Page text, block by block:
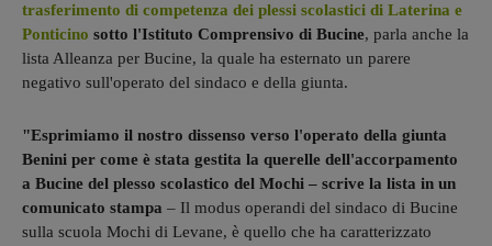
trasferimento di competenza dei plessi scolastici di Laterina e
Ponticino sotto l'Istituto Comprensivo di Bucine, parla anche la
lista Alleanza per Bucine, la quale ha esternato un parere
negativo sull'operato del sindaco e della giunta.
"Esprimiamo il nostro dissenso verso l'operato della giunta
Benini per come è stata gestita la querelle dell'accorpamento
a Bucine del plesso scolastico del Mochi – scrive la lista in un
comunicato stampa – Il modus operandi del sindaco di Bucine
sulla scuola Mochi di Levane, è quello che ha caratterizzato